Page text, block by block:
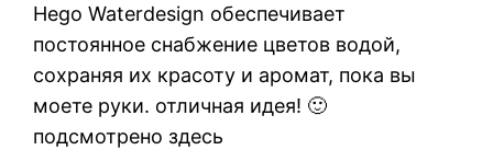
Hego Waterdesign обеспечивает
постоянное снабжение цветов водой,
сохраняя их красоту и аромат, пока вы
моете руки. отличная идея! 🙂
подсмотрено здесь